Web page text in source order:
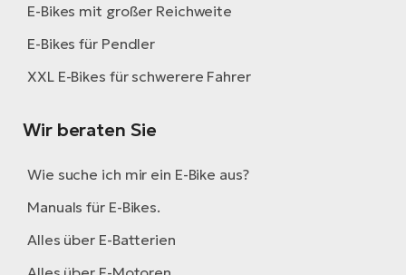
E-Bikes mit großer Reichweite
E-Bikes für Pendler
XXL E-Bikes für schwerere Fahrer
Wir beraten Sie
Wie suche ich mir ein E-Bike aus?
Manuals für E-Bikes.
Alles über E-Batterien